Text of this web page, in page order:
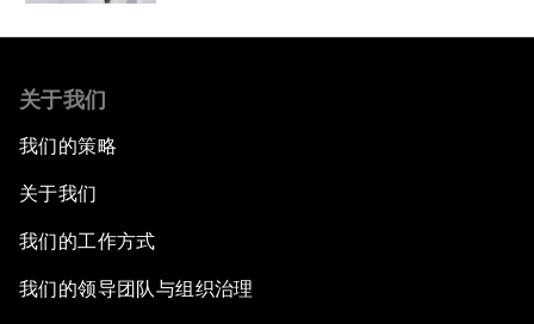
关于我们
我们的策略
关于我们
我们的工作方式
我们的领导团队与组织治理